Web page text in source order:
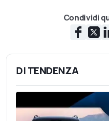
Condividi
DI TENDENZA